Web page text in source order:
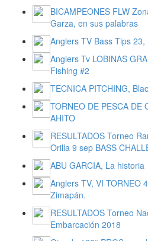
BICAMPEONES FLW
Garza, en sus palabras
Anglers TV Bass Tips
Anglers Tv LOBINAS
Fishing #2
TECNICA PITCHING,
TORNEO DE PESCA DE
AHITO
RESULTADOS Torneo
Orilla 9 sep BASS
ABU GARCIA, La historia
Anglers TV, VI TORNEO
Zimapán.
RESULTADOS Torneo
Embarcación 2018